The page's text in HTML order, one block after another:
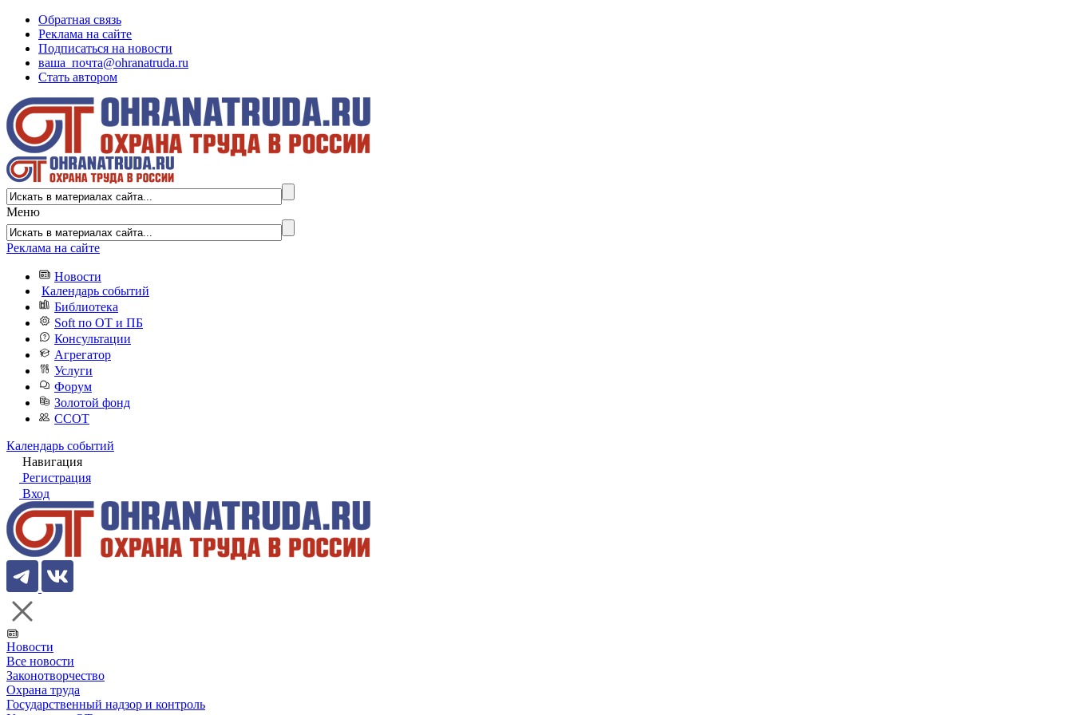
Обратная связь
Реклама на сайте
Подписаться на новости
ваша_почта@ohranatruda.ru
Стать автором
Меню
Реклама на сайте
Новости
Календарь событий
Библиотека
Soft по ОТ и ПБ
Консультации
Агрегатор
Услуги
Форум
Золотой фонд
ССОТ
Календарь событий
Навигация
Регистрация
Вход
Новости
Все новости
Законотворчество
Охрана труда
Государственный надзор и контроль